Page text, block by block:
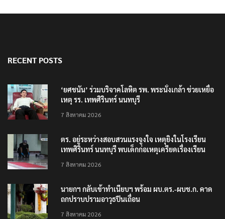
RECENT POSTS
‘ยศชนัน’ ร่วมบริจาคโลหิต รพ. พระนั่งเกล้า ช่วยเหยื่อ
เหตุ รร. เทพศิรินทร์ นนทบุรี
7 สิงหาคม 2026
ตร. อยู่ระหว่างสอบสวนแรงจูงใจ เหตุยิงในโรงเรียน
เทพศิรินทร์ นนทบุรี พบเด็กก่อเหตุเครียดเรื่องเรียน
7 สิงหาคม 2026
นายกฯ กลับเข้าทำเนียบฯ พร้อม ผบ.ตร.-ผบช.ก. คาด
ถกปราบปรามอาวุธปืนเถื่อน
7 สิงหาคม 2026